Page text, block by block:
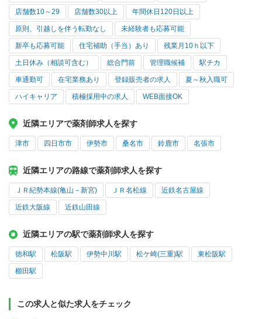
店舗数10～29 店舗数30以上 年間休日120日以上
原則、引越しを伴う転勤なし 未経験者も応募可能
新卒も応募可能 住宅補助（手当）あり 残業月10ｈ以下
土日休み（相談可含む） 総合門前 管理職候補 駅チカ
車通勤可 在宅業務あり 登録販売者の求人 夏～秋入職可
ハイキャリア 積極採用中の求人 WEB面接OK
近隣エリアで薬剤師求人を探す
津市 四日市市 伊勢市 桑名市 鈴鹿市 名張市
近隣エリアの路線で薬剤師求人を探す
ＪＲ紀勢本線(亀山－新宮) ＪＲ名松線 近鉄名古屋線
近鉄大阪線 近鉄山田線
近隣エリアの駅で薬剤師求人を探す
徳和駅 松阪駅 伊勢中川駅 松ケ崎(三重)駅 東松阪駅
櫛田駅
この求人と似た求人をチェック